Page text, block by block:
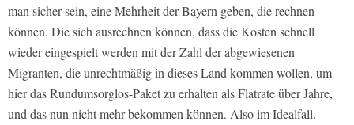
man sicher sein, eine Mehrheit der Bayern geben, die rechnen
können. Die sich ausrechnen können, dass die Kosten schnell
wieder eingespielt werden mit der Zahl der abgewiesenen
Migranten, die unrechtmäßig in dieses Land kommen wollen, um
hier das Rundumsorglos-Paket zu erhalten als Flatrate über Jahre,
und das nun nicht mehr bekommen können. Also im Idealfall.